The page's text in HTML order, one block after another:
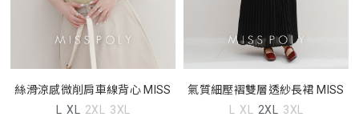
絲滑涼感微削肩車線背心 MISS
L XL 2XL 3XL
氣質細壓褶雙層透紗長裙 MISS
L XL 2XL 3XL